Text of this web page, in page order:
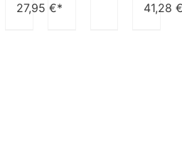
27,95€* 41,28